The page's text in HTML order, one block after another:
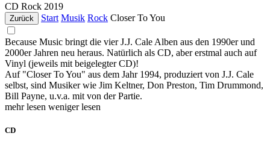
CD Rock 2019
Zurück Start Musik Rock Closer To You
Because Music bringt die vier J.J. Cale Alben aus den 1990er und
2000er Jahren neu heraus. Natürlich als CD, aber erstmal auch auf
Vinyl (jeweils mit beigelegter CD)!
Auf "Closer To You" aus dem Jahr 1994, produziert von J.J. Cale
selbst, sind Musiker wie Jim Keltner, Don Preston, Tim Drummond,
Bill Payne, u.v.a. mit von der Partie.
mehr lesen weniger lesen
CD